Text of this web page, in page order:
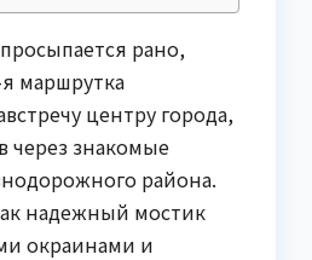
рано,
маршрутка
центру города,
через знакомые
района.
надежный мостик
окраинами и